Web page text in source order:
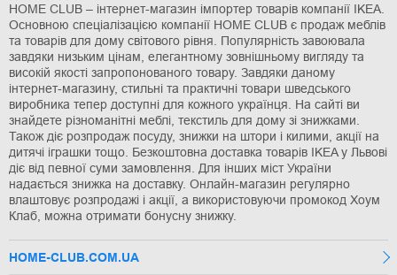
HOME CLUB – інтернет-магазин імпортер товарів компанії IKEA.
Основною спеціалізацією компанії HOME CLUB є продаж меблів
та товарів для дому світового рівня. Популярність завоювала
завдяки низьким цінам, елегантному зовнішньому вигляду та
високій якості запропонованого товару. Завдяки даному
інтернет-магазину, стильні та практичні товари шведського
виробника тепер доступні для кожного українця. На сайті ви
знайдете різноманітні меблі, текстиль для дому зі знижками.
Також діє розпродаж посуду, знижки на штори і килими, акції на
дитячі іграшки тощо. Безкоштовна доставка товарів IKEA у Львові
діє від певної суми замовлення. Для інших міст України
надається знижка на доставку. Онлайн-магазин регулярно
влаштовує розпродажі і акції, а використовуючи промокод Хоум
Клаб, можна отримати бонусну знижку.
HOME-CLUB.COM.UA